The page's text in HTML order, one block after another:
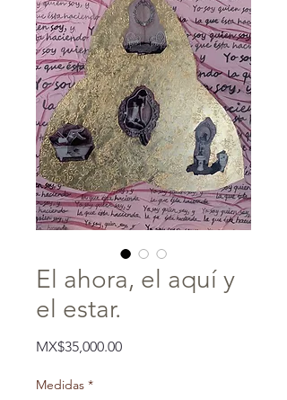
El ahora, el aquí y
el estar.
MX$35,000.00Price
Medidas *